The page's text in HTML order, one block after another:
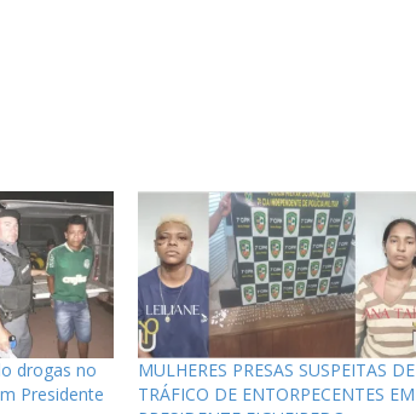
drogas no
Presidente
MULHERES PRESAS SUSPEITAS DE
TRÁFICO DE ENTORPECENTES EM